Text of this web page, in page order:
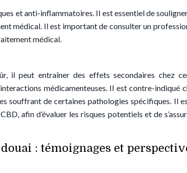
et anti-inflammatoires. Il est essentiel de
médical. Il est important de consulter un
médical.
il peut entraîner des effets secondaires chez
médicamenteuses. Il est contre-indiqué
souffrant de certaines pathologies spécifiques. Il
afin d’évaluer les risques potentiels et de
: témoignages et